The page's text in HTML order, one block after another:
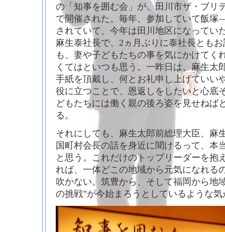
の「知事を囲む会」が、田川市ザ・ブリ
で開催された。毎年、参加していて飯
されていて、今年は田川地区になってい
麻生泰社長で、2ヵ月ぶりに泰社長とも
も、妻や子どもたちの事を気にかけてく
くてはといつも思う。一昨日は、麻生太
手紙を頂戴し、何とお礼申し上げていい
役に立つことで、恩返しをしたいと心底
どもたちには働く親の後ろ姿を見せねば
る。
それにしても、麻生太郎前総理大臣、麻
国町村会長の話を身近に聞けるって、本
と思う。これだけのトップリーダーを抱
れば、一体どこの地域から元気になれる
吹かない。筑豊から、そして福岡から地
の挑戦”が今始まろうとしているような